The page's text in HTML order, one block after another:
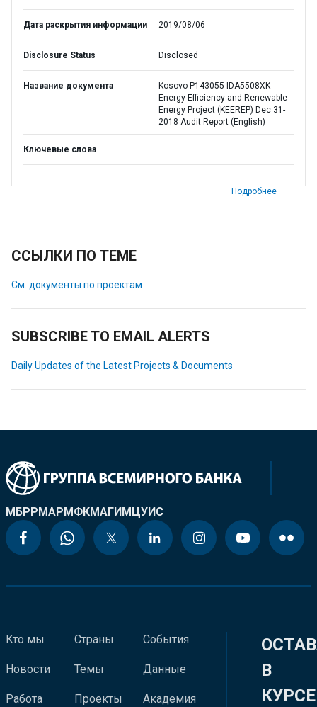
Дата раскрытия информации 2019/08/06
Disclosure Status Disclosed
Название документа
Kosovo P143055-IDA5508XK
Energy Efficiency and Renewable
Energy Project (KEEREP) Dec 31-
2018 Audit Report (English)
Ключевые слова
Подробнее
ССЫЛКИ ПО ТЕМЕ
См. документы по проектам
SUBSCRIBE TO EMAIL ALERTS
Daily Updates of the Latest Projects & Documents
МБРРМАРМФКМАГИМЦУИС
Кто мы
Новости
Работа
Страны
Темы
Проекты
События
Данные
Академия
В
КУРСЕ